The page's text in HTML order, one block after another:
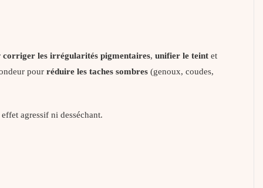
corriger les irrégularités pigmentaires, unifier le teint et
pour réduire les taches sombres (genoux, coudes,
agressif ni desséchant.